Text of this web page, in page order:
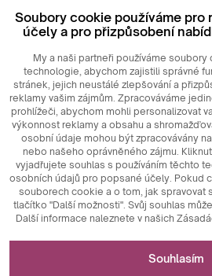
Login
© 2026MAXIM Ceramics
Soubory cookie používáme pro
účely a pro přizpůsobení
My a naši partneři používáme
technologie, abychom zajistili správné
stránek, jejich neustálé zlepšování a
reklamy vašim zájmům. Zpracováváme
prohlížeči, abychom mohli personalizovat
výkonnost reklamy a obsahu a
osobní údaje mohou být zpracovávány
nebo našeho oprávněného zájmu.
vyjadřujete souhlas s používáním těchto
osobních údajů pro popsané účely. Pokud
souborech cookie a o tom, jak spravovat
tlačítko "Další možnosti". Svůj souhlas
Další informace naleznete v našich
Nezbytné pro fungováníSouhlasím